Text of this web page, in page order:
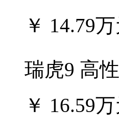
￥ 14.79
瑞虎9 高
￥ 16.59